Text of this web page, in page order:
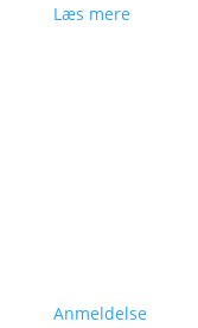
Læs mere
Anmeldelse